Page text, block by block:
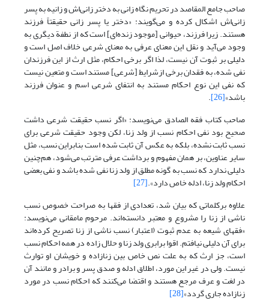
صاحب جامع المقاصد در تحریم نگاه زانی به دختر زانی‌اش و زانیه به پسر
زانی‌اش اشکال کرده و می‌گویند: «دختر یا پسر زانی حقیقتاً فرزند
هستند. زیرا فرزند، حیوانی [موجود زنده‌ای] است که از نطفة دیگری به
وجود می‌آید و نقل این معنای عرفی به معنای شرعی خلاف اصل است و
دلیلی بر ثبوت آن نیست، لذا اگر برخی احکام، مثل ارث از این فرزندان
نفی شده، به فقدان برخی ازشرایط [شرعی] مستند است و متعین نیست
که نفی این نوع احکام مستند به انتفای شرعی اسم و عنوان فرزند
باشد»[26]
.
صاحب کتاب فقه الصادق می‌نویسد: «اگر نسب حقیقت شرعی داشت
صحیح بود نفی احکام نسب از ولد زنا، لکن وجود حقیقت شرعی برای
نسب ثابت نشده، بلکه به عکس آن ثابت شده است بنابراین نسب، مثل
سایر عناوین، بر همان مفهوم و برداشت عرفی مترتب می‌شود، هم‌چنین
دلیلی ندارد که نسب به گونه مطلق از ولد زنا نفی شده باشد و نفی بعضی
احکام ولد زنا، ادله خاص دارد».[27]
علاوه برکلماتی که بیان شد، تعدادی از فقها به صراحت خصوص نسب
ناشی از زنا را مشروع و معتبر دانسته‌اند. مرحوم مامقانی می‌نویسد:
«فقهای شیعه به عدم ثبوت (اعتبار) نسب ناشی از زنا تصریح کرده‌اند
برای آن دلیلی نیافتم. اقوا برابری ولد زنا و حلال زاده در همه احکام نسب
است، جز ارث که به علت نص خاص بین زنازاده و خویشان او توارث
نیست. ولی در غیر این مورد، اطلاق ادله و صدق پسر و برادر و مانند آن
در لغت و عرف مرجع هستند و اقتضا می‌کنند که احکام نسب در مورد
زنازاده جاری گردد»[28]